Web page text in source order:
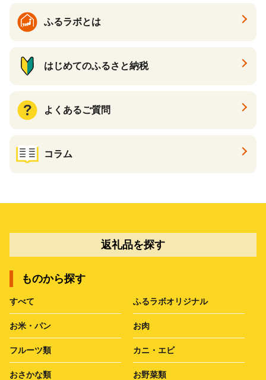
ふるラボとは
はじめてのふるさと納税
よくあるご質問
コラム
返礼品を探す
ものから探す
すべて ふるラボオリジナル
お米・パン お肉
フルーツ類 カニ・エビ
おさかな類 お野菜類